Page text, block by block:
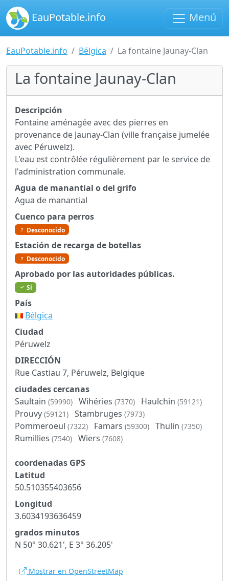
EauPotable.info Menú
EauPotable.info Bélgica La fontaine Jaunay-Clan
La fontaine Jaunay-Clan
Descripción
Fontaine aménagée avec des pierres en
provenance de Jaunay-Clan (ville française jumelée
avec Péruwelz).
L'eau est contrôlée régulièrement par le service de
l'administration communale.
Agua de manantial o del grifo
Agua de manantial
Cuenco para perros
Desconocido
Estación de recarga de botellas
Desconocido
Aprobado por las autoridades públicas.
Sí
País
Bélgica
Ciudad
Péruwelz
DIRECCIÓN
Rue Castiau 7, Péruwelz, Belgique
ciudades cercanas
Saultain (59990) Wihéries (7370) Haulchin (59121)
Prouvy (59121) Stambruges (7973)
Pommeroeul (7322) Famars (59300) Thulin (7350)
Rumillies (7540) Wiers (7608)
coordenadas GPS
Latitud
50.510355403656
Longitud
3.6034193636459
grados minutos
N 50° 30.621', E 3° 36.205'
Mostrar en OpenStreetMap